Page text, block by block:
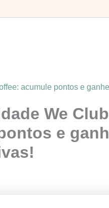
acumule pontos e ganhe
We
e